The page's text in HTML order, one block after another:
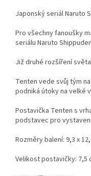
Japonský seriál Naruto
Pro všechny fanoušky
seriálu Naruto
Již druhé rozšíření světa
Tenten vede svůj tým
podniká útoky na velké
Postavička Tenten s
podstavec pro
Rozměry balení: 9,3 x
Velikost postavičky: 7,5